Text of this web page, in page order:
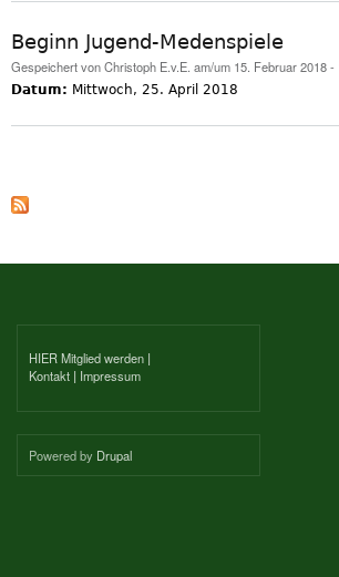
Beginn Jugend-Medenspiele
Gespeichert vonChristoph E.v.E. am/um 15. Februar 2018 -
Datum: Mittwoch, 25. April 2018
HIER Mitglied werden |
Kontakt | Impressum
Powered by Drupal